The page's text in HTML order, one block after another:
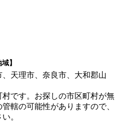
】
天理市、奈良市、大和郡山
です。お探しの市区町村が無
轄の可能性がありますので、
。